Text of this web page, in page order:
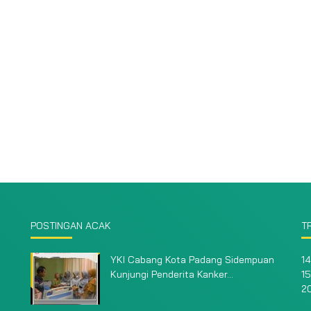
POSTINGAN ACAK
YKI Cabang Kota Padang Sidempuan
Kunjungi Penderita Kanker...